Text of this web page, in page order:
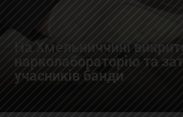
На Хмельниччині
нарколабораторію та
учасників банди